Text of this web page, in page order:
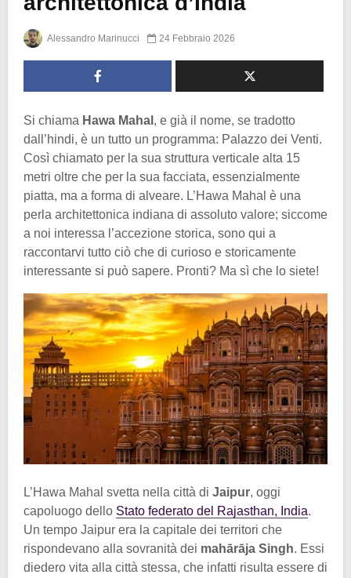
Alessandro Marinucci 24 Febbraio 2026
Si chiama Hawa Mahal , e già il nome, se tradotto
dall’hindi, è un tutto un programma: Palazzo dei Venti.
Così chiamato per la sua struttura verticale alta 15
metri oltre che per la sua facciata, essenzialmente
piatta, ma a forma di alveare. L’Hawa Mahal è una
perla architettonica indiana di assoluto valore; siccome
a noi interessa l’accezione storica, sono qui a
raccontarvi tutto ciò che di curioso e storicamente
interessante si può sapere. Pronti? Ma sì che lo siete!
L’Hawa Mahal svetta nella città di Jaipur, oggi
capoluogo dello Stato federato del Rajasthan, India.
Un tempo Jaipur era la capitale dei territori che
rispondevano alla sovranità dei mahārāja Singh. Essi
diedero vita alla città stessa, che infatti risulta essere di